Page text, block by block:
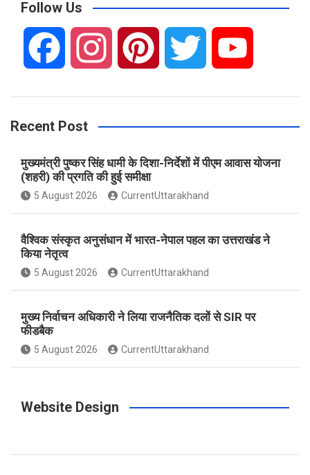
c
Follow Us
c
e
b
o
s
t
a
n
e
i
t
u
u
Recent Post
मुख्यमंत्री पुष्कर सिंह धामी के दिशा-निर्देशों में पीएम आवास योजना
(शहरी) की प्रगति की हुई समीक्षा
5 August 2026 CurrentUttarakhand
वैश्विक संस्कृत अनुसंधान में भारत-नेपाल पहल का उत्तराखंड ने
किया नेतृत्व
5 August 2026 CurrentUttarakhand
मुख्य निर्वाचन अधिकारी ने लिया राजनैतिक दलों से SIR पर
फीडबैक
5 August 2026 CurrentUttarakhand
Website Design